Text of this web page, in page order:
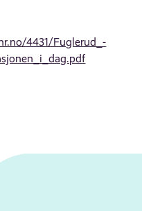
4431/Fuglerud_-